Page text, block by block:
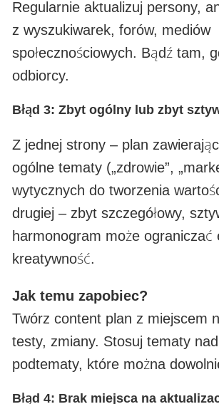
Regularnie aktualizuj persony,
z wyszukiwarek, forów, mediów
społecznościowych. Bądź tam,
odbiorcy.
Błąd 3: Zbyt ogólny lub zbyt
Z jednej strony – plan
ogólne tematy („zdrowie”,
wytycznych do tworzenia
drugiej – zbyt szczegółowy,
harmonogram może ograniczać
kreatywność.
Jak temu zapobiec?
Twórz content plan z miejscem
testy, zmiany. Stosuj tematy
podtematy, które można
Błąd 4: Brak miejsca na